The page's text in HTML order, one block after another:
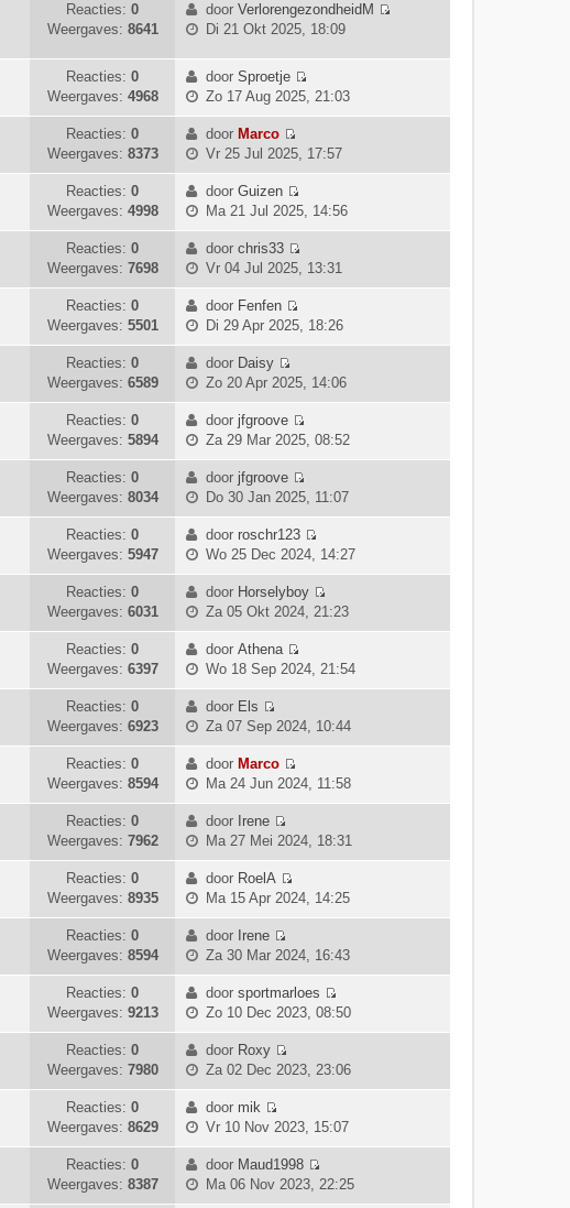
t
s
t
b
e
i
c
t
a
t
e
c
i
j
k
l
a
a
t
s
t
e
b
e
r
i
c
h
t
Reacties: 0
Weergaves: 8641
door VerlorengezondheidM
k
t
Di 21 Okt 2025, 18:09
Reacties: 0
Weergaves: 4968
door Sproetje
B
i
j
a
t
s
e
b
h
Zo 17 Aug 2025, 21:03
Reacties: 0
Weergaves: 8373
door Marco
B
k
i
j
k
l
a
a
t
s
e
b
e
r
i
c
h
t
Vr 25 Jul 2025, 17:57
Reacties: 0
Weergaves: 4998
door Guizen
B
k
j
l
a
t
s
t
e
b
e
r
c
h
Ma 21 Jul 2025, 14:56
Reacties: 0
Weergaves: 7698
door chris33
B
j
l
a
a
t
s
t
e
b
e
r
i
c
h
Vr 04 Jul 2025, 13:31
Reacties: 0
Weergaves: 5501
door Fenfen
B
i
j
k
l
a
a
t
s
t
e
b
e
r
c
h
Di 29 Apr 2025, 18:26
Reacties: 0
Weergaves: 6589
door Daisy
B
k
i
j
k
l
a
a
t
s
t
e
b
e
r
i
h
Zo 20 Apr 2025, 14:06
Reacties: 0
Weergaves: 5894
door jfgroove
B
i
j
k
l
a
a
t
s
e
b
r
h
Za 29 Mar 2025, 08:52
Reacties: 0
Weergaves: 8034
door jfgroove
B
k
i
j
k
l
a
t
s
e
b
r
i
h
Do 30 Jan 2025, 11:07
Reacties: 0
Weergaves: 5947
door roschr123
B
k
i
j
a
t
s
e
b
r
h
Wo 25 Dec 2024, 14:27
Reacties: 0
Weergaves: 6031
door Horselyboy
B
i
j
l
a
t
s
e
b
r
i
h
Za 05 Okt 2024, 21:23
Reacties: 0
Weergaves: 6397
door Athena
B
i
j
l
a
t
s
e
b
r
c
h
Wo 18 Sep 2024, 21:54
Reacties: 0
Weergaves: 6923
door Els
B
k
j
k
a
a
t
s
t
e
b
e
r
i
c
h
Za 07 Sep 2024, 10:44
Reacties: 0
Weergaves: 8594
door Marco
B
i
j
l
a
t
s
t
e
b
r
h
t
Ma 24 Jun 2024, 11:58
Reacties: 0
Weergaves: 7962
door Irene
B
k
i
j
l
a
a
t
s
t
e
b
r
i
c
h
Ma 27 Mei 2024, 18:31
Reacties: 0
Weergaves: 8935
door RoelA
B
i
j
k
l
a
t
s
e
b
e
r
Ma 15 Apr 2024, 14:25
Reacties: 0
Weergaves: 8594
door Irene
B
k
i
j
k
l
a
t
s
t
e
Za 30 Mar 2024, 16:43
Reacties: 0
Weergaves: 9213
door sportmarloes
B
i
j
l
a
t
Zo 10 Dec 2023, 08:50
Reacties: 0
Weergaves: 7980
door Roxy
B
i
j
k
l
a
Za 02 Dec 2023, 23:06
Reacties: 0
Weergaves: 8629
door mik
B
k
j
Vr 10 Nov 2023, 15:07
Reacties: 0
Weergaves: 8387
door Maud1998
B
Ma 06 Nov 2023, 22:25